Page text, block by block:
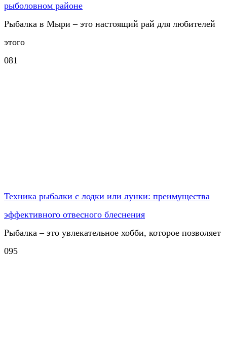
рыболовном районе
Рыбалка в Мыри – это настоящий рай для любителей
этого
081
Техника рыбалки с лодки или лунки: преимущества
эффективного отвесного блеснения
Рыбалка – это увлекательное хобби, которое позволяет
095